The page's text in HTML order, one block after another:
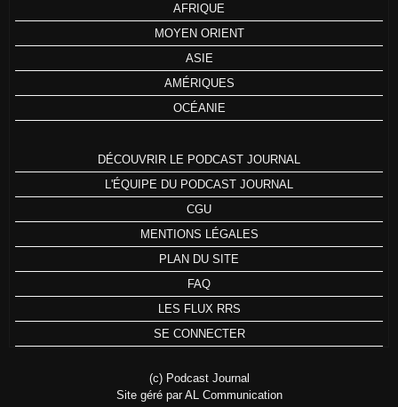
AFRIQUE
MOYEN ORIENT
ASIE
AMÉRIQUES
OCÉANIE
DÉCOUVRIR LE PODCAST JOURNAL
L'ÉQUIPE DU PODCAST JOURNAL
CGU
MENTIONS LÉGALES
PLAN DU SITE
FAQ
LES FLUX RRS
SE CONNECTER
(c) Podcast Journal
Site géré par AL Communication